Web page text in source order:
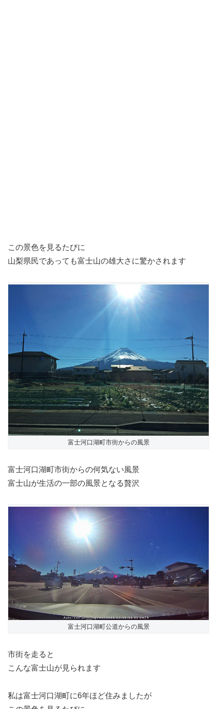
この景色を見るたびに
山梨県民であっても富士山の雄大さに驚かされます
富士河口湖町市街からの風景
富士河口湖町市街からの何気ない風景
富士山が生活の一部の風景となる贅沢
富士河口湖町公道からの風景
市街を走ると
こんな富士山が見られます
私は富士河口湖町に6年ほど住みましたが